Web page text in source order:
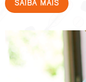
SAIBA MAIS